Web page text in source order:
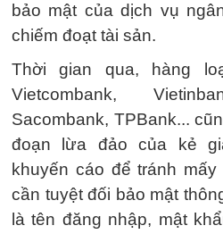
bảo mật của dịch vụ
chiếm đoạt tài sản.
Thời gian qua, hàng
Vietcombank,
Sacombank, TPBank...
đoạn lừa đảo của kẻ
khuyến cáo để tránh
cần tuyệt đối bảo mật
là tên đăng nhập, mật